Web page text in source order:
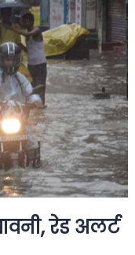
रेड अलर्ट